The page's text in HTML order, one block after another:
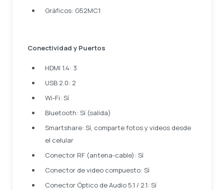
Gráficos: G52MC1
Conectividad y Puertos
HDMI 1.4: 3
USB 2.0: 2
Wi-Fi: Sí
Bluetooth: Sí (salida)
Smartshare: Sí, comparte fotos y videos desde
el celular
Conector RF (antena-cable): Sí
Conector de video compuesto: Sí
Conector Óptico de Audio 5.1 / 2.1: Sí